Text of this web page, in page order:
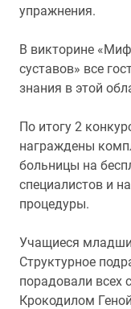
упражнения.
В викторине
суставов» все
знания в этой
По итогу 2
награждены
больницы на
специалистов и
процедуры.
Учащиеся
Структурное
порадовали всех
Крокодилом